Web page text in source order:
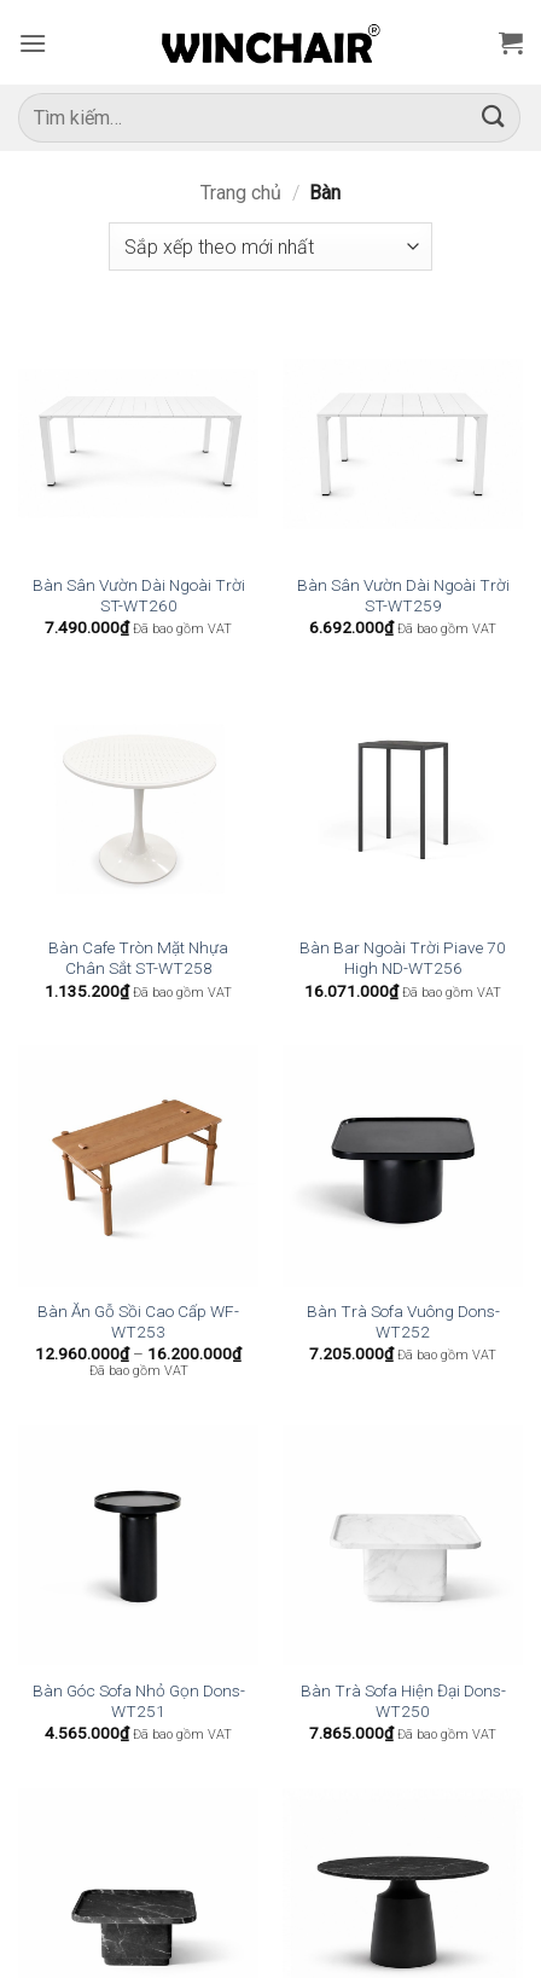
qua
dung
Tìm
kiếm:
Trang chủ / Bàn
Bàn Sân Vườn Dài Ngoài Trời
ST-WT260
7.490.000₫ Đã bao gồm VAT
Bàn Sân Vườn Dài Ngoài Trời
ST-WT259
6.692.000₫ Đã bao gồm VAT
Bàn Cafe Tròn Mặt Nhựa
Chân Sắt ST-WT258
1.135.200₫ Đã bao gồm VAT
Bàn Bar Ngoài Trời Piave 70
High ND-WT256
16.071.000₫ Đã bao gồm VAT
Bàn Ăn Gỗ Sồi Cao Cấp WF-
WT253
12.960.000₫ – 16.200.000₫Khoảng
giá:
Đã bao gồm VAT
Bàn Trà Sofa Vuông Dons-
WT252
7.205.000₫ Đã bao gồm VAT
Bàn Góc Sofa Nhỏ Gọn Dons-
WT251
4.565.000₫ Đã bao gồm VAT
Bàn Trà Sofa Hiện Đại Dons-
WT250
7.865.000₫ Đã bao gồm VAT